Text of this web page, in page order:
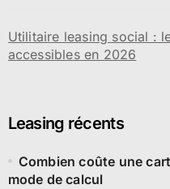
Utilitaire leasing social :
accessibles en 2026
Leasing récents
Combien coûte une
mode de calcul